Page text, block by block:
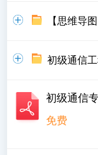
【思维导
初级通信
初级通信
免费